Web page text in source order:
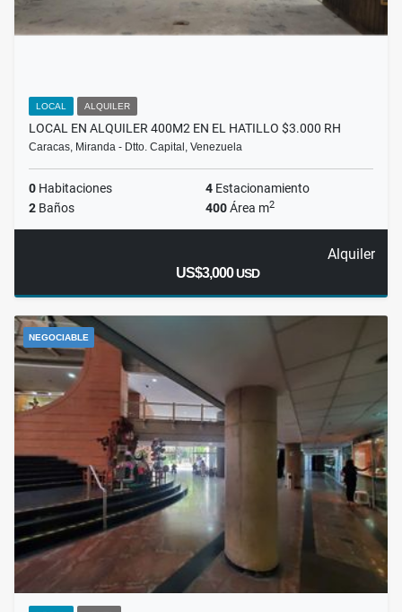
LOCAL ALQUILER
LOCAL EN ALQUILER 400M2 EN EL HATILLO $3.000 RH
Caracas, Miranda - Dtto. Capital, Venezuela
0 Habitaciones 4 Estacionamiento
2 Baños 400Área m2
Alquiler
US$3,000USD
NEGOCIABLE